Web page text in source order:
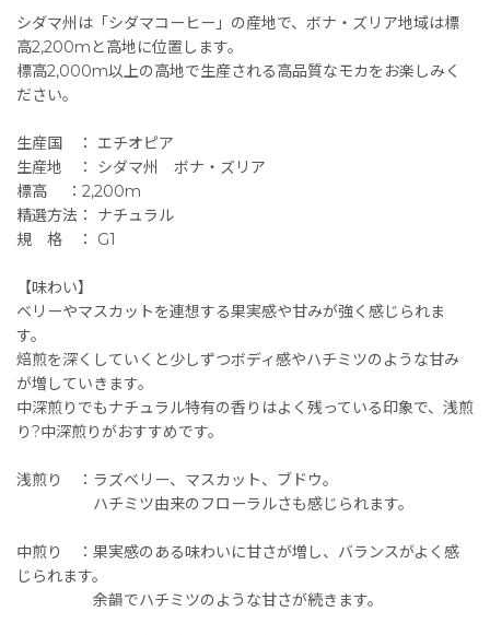
シダマ州は「シダマコーヒー」の産地で、ボナ・ズリア地域は標
高2,200mと高地に位置します。
標高2,000m以上の高地で生産される高品質なモカをお楽しみく
ださい。
生産国 ： エチオピア
生産地 ： シダマ州 ボナ・ズリア
標高 ：2,200m
精選方法： ナチュラル
規 格 ： G1
【味わい】
ベリーやマスカットを連想する果実感や甘みが強く感じられま
す。
焙煎を深くしていくと少しずつボディ感やハチミツのような甘み
が増していきます。
中深煎りでもナチュラル特有の香りはよく残っている印象で、浅煎
り?中深煎りがおすすめです。
浅煎り ：ラズベリー、マスカット、ブドウ。
ハチミツ由来のフローラルさも感じられます。
中煎り ：果実感のある味わいに甘さが増し、バランスがよく感
じられます。
余韻でハチミツのような甘さが続きます。